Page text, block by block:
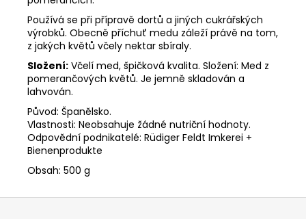
Používá se při přípravě dortů a jiných cukrářských
výrobků. Obecně příchuť medu záleží právě na tom,
z jakých květů včely nektar sbíraly.
Složení: Včelí med, špičková kvalita. Složení: Med z
pomerančových květů. Je jemně skladován a
lahvován.
Původ: Španělsko.
Vlastnosti: Neobsahuje žádné nutriční hodnoty.
Odpovědní podnikatelé: Rüdiger Feldt Imkerei +
Bienenprodukte
Obsah: 500 g
Z